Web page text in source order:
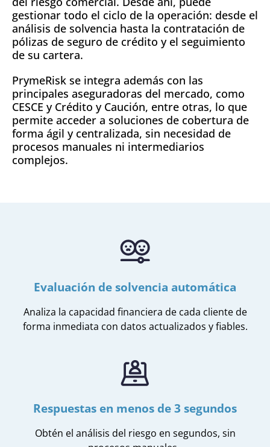
gestionar todo el ciclo de la operación: desde el
análisis de solvencia hasta la contratación de
pólizas de seguro de crédito y el seguimiento
de su cartera.
PrymeRisk se integra además con las
principales aseguradoras del mercado, como
CESCE y Crédito y Caución, entre otras, lo que
permite acceder a soluciones de cobertura de
forma ágil y centralizada, sin necesidad de
procesos manuales ni intermediarios
complejos.
Evaluación de solvencia automática
Analiza la capacidad financiera de cada cliente de
forma inmediata con datos actualizados y fiables.
Respuestas en menos de 3 segundos
Obtén el análisis del riesgo en segundos, sin